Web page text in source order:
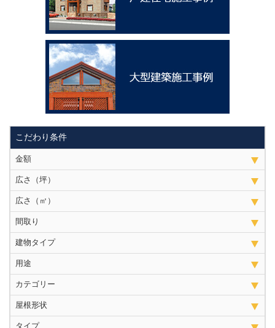
こだわり条件
金額
広さ（坪）
広さ（㎡）
間取り
建物タイプ
用途
カテゴリー
屋根形状